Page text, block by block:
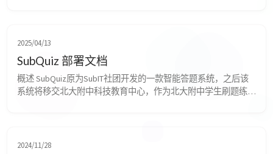
中的某道题目附带给AI，仅需在对应的题目右下角，点击「AI」
图标，就可将...
2025/04/13
SubQuiz 部署文档
概述 SubQuiz原为SubIT社团开发的一款智能答题系统，之后该
系统将移交北大附中科技教育中心，作为北大附中学生刷题练习
心负责，在晨曦奖学金和各项展演等活动中均作为SubIT的项目
2024/11/28